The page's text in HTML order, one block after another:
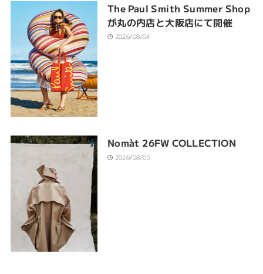
The Paul Smith Summer Shop
が丸の内店と大阪店にて開催
2026/08/04
Nomàt 26FW COLLECTION
2026/08/05